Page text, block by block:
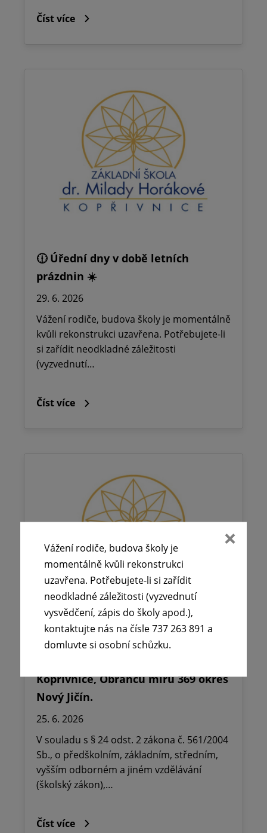
Číst více
🕧 Úřední dny v době letních
prázdnin ☀️
29. 6. 2026
Vážení rodiče, budova školy je momentálně
kvůli rekonstrukci uzavřena. Potřebujete-li
si zařídit neodkladné záležitosti
(vyzvednutí…
Číst více
🪧Oznámení o udělení ředitelského
Kopřivnice, Obránců míru 369 okres
Nový Jičín.
25. 6. 2026
V souladu s § 24 odst. 2 zákona č. 561/2004
Sb., o předškolním, základním, středním,
vyšším odborném a jiném vzdělávání
(školský zákon),…
Číst více
Vážení rodiče, budova školy je
momentálně kvůli rekonstrukci
uzavřena. Potřebujete-li si zařídit
neodkladné záležitosti (vyzvednutí
vysvědčení, zápis do školy apod.),
kontaktujte nás na čísle 737 263 891 a
domluvte si osobní schůzku.